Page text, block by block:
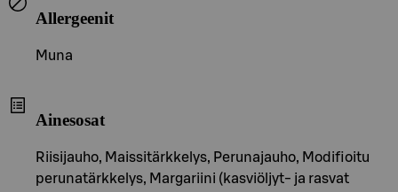
Allergeenit
Muna
Ainesosat
Riisijauho, Maissitärkkelys, Perunajauho, Modifioitu
perunatärkkelys, Margariini (kasviöljyt- ja rasvat